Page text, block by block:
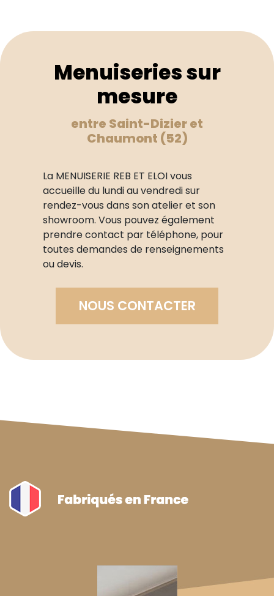
Menuiseries sur
mesure
entre Saint-Dizier et
Chaumont (52)
La MENUISERIE REB ET ELOI vous
accueille du lundi au vendredi sur
rendez-vous dans son atelier et son
showroom. Vous pouvez également
prendre contact par téléphone, pour
toutes demandes de renseignements
ou devis.
NOUS CONTACTER